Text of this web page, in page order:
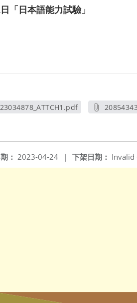
「日本語能力試驗」
下架日期： Invalid
： 2023-04-24 |